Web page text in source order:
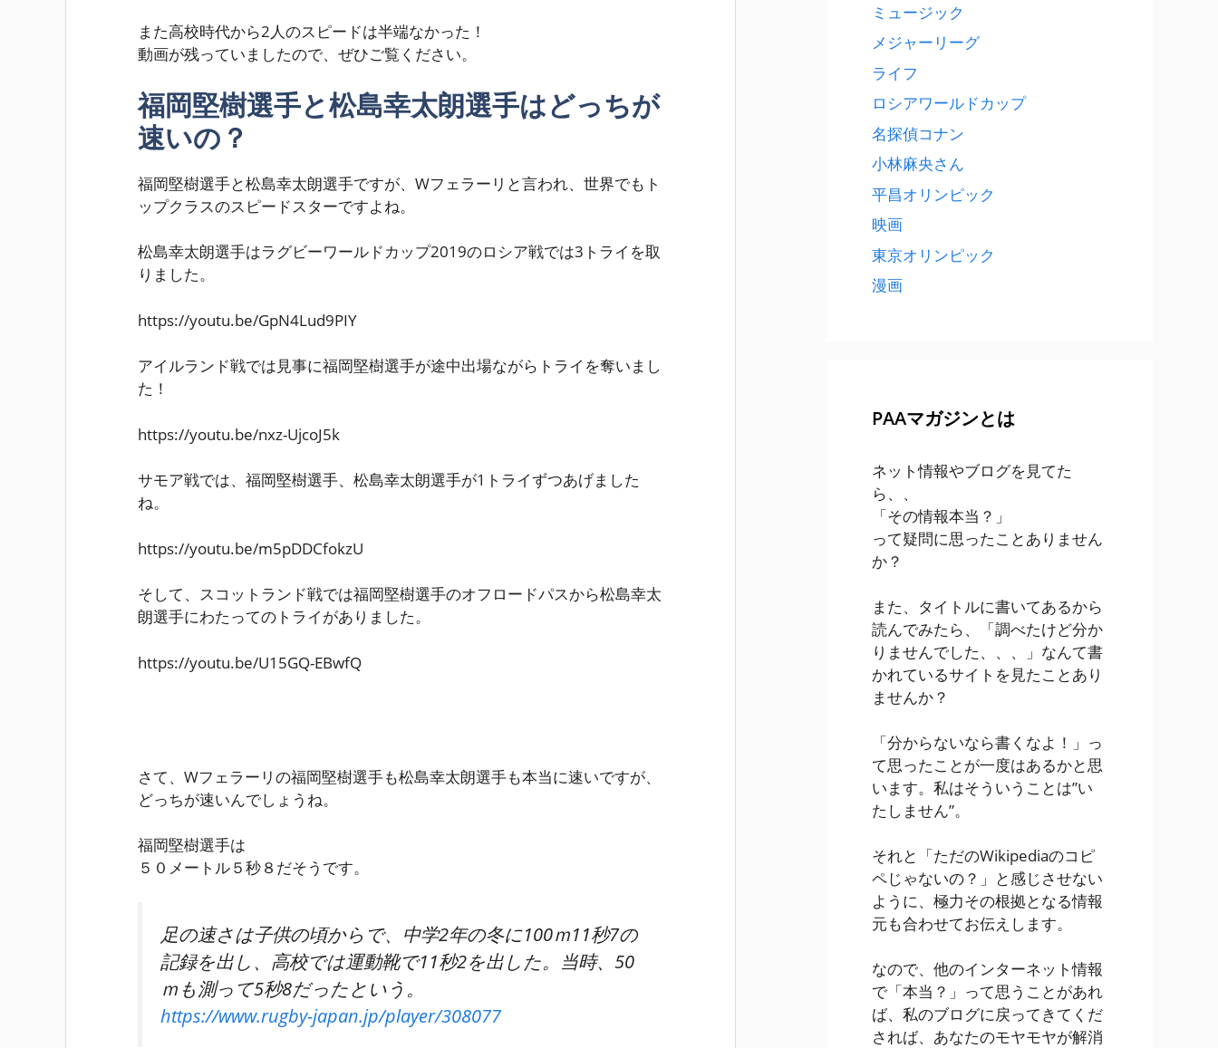
また高校時代から2人のスピードは半端なかった！
動画が残っていましたので、ぜひご覧ください。
福岡堅樹選手と松島幸太朗選手はどっちが
速いの？
福岡堅樹選手と松島幸太朗選手ですが、Wフェラーリと言われ、世界でもト
ップクラスのスピードスターですよね。
松島幸太朗選手はラグビーワールドカップ2019のロシア戦では3トライを取
りました。
https://youtu.be/GpN4Lud9PIY
アイルランド戦では見事に福岡堅樹選手が途中出場ながらトライを奪いまし
た！
https://youtu.be/nxz-UjcoJ5k
サモア戦では、福岡堅樹選手、松島幸太朗選手が1トライずつあげました
ね。
https://youtu.be/m5pDDCfokzU
そして、スコットランド戦では福岡堅樹選手のオフロードパスから松島幸太
朗選手にわたってのトライがありました。
https://youtu.be/U15GQ-EBwfQ
さて、Wフェラーリの福岡堅樹選手も松島幸太朗選手も本当に速いですが、
どっちが速いんでしょうね。
福岡堅樹選手は
５０メートル５秒８ だそうです。
足の速さは子供の頃からで、中学2年の冬に100ｍ11秒7の
記録を出し、高校では運動靴で11秒2を出した。当時、50
ｍも測って5秒8だったという。
https://www.rugby-japan.jp/player/308077
ミュージック
メジャーリーグ
ライフ
ロシアワールドカップ
名探偵コナン
小林麻央さん
平昌オリンピック
映画
東京オリンピック
漫画
PAAマガジンとは
ネット情報やブログを見てた
ら、、
「その情報本当？」
って疑問に思ったことありません
か？
また、タイトルに書いてあるから
読んでみたら、「調べたけど分か
りませんでした、、、」なんて書
かれているサイトを見たことあり
ませんか？
「分からないなら書くなよ！」っ
て思ったことが一度はあるかと思
います。私はそういうことは”い
たしません”。
それと「ただのWikipediaのコピ
ペじゃないの？」と感じさせない
ように、極力その根拠となる情報
元も合わせてお伝えします。
なので、他のインターネット情報
で「本当？」って思うことがあれ
ば、私のブログに戻ってきてくだ
されば、あなたのモヤモヤが解消